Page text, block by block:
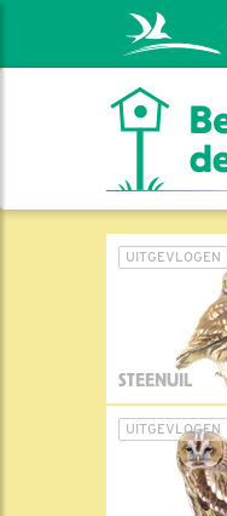
UITGEVLOGEN
STEENUIL
UITGEVLOGEN